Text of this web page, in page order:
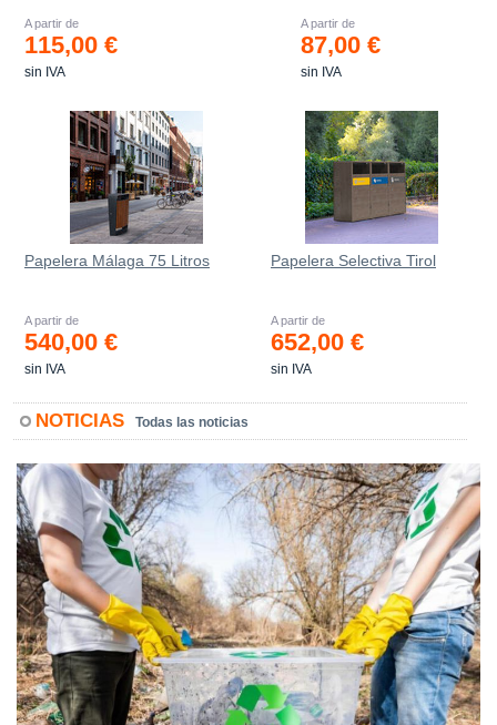
A partir de
115,00 €
sin IVA
A partir de
87,00 €
sin IVA
Papelera Málaga 75 Litros
A partir de
540,00 €
sin IVA
Papelera Selectiva Tirol
A partir de
652,00 €
sin IVA
NOTICIAS Todas las noticias